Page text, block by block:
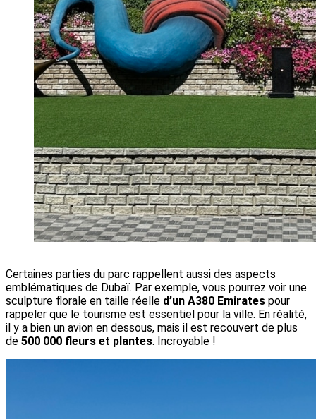
Certaines parties du parc rappellent aussi des aspects
emblématiques de Dubaï. Par exemple, vous pourrez voir une
sculpture florale en taille réelle d’un A380 Emirates pour
rappeler que le tourisme est essentiel pour la ville. En réalité,
il y a bien un avion en dessous, mais il est recouvert de plus
de 500 000 fleurs et plantes. Incroyable !